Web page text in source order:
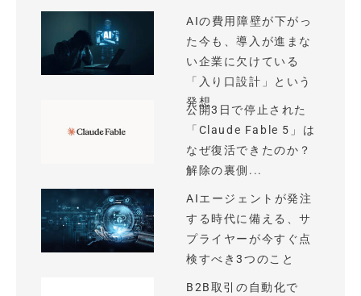
AIの費用障壁が下がっ
た今も、導入が進まな
い企業に欠けている
「入り口設計」という
発想
公開3日で停止された
「Claude Fable 5」は
なぜ復活できたのか？
解除の裏側...
AIエージェントが発注
する時代に備える、サ
プライヤーが今すぐ点
検すべき3つのこと
B2B取引の自動化で